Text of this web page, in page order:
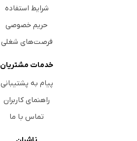
شرایط استفاده
حریم خصوصی
فرصت‌های شغلی
خدمات مشتریان
پیام به پشتیبانی
راهنمای کاربران
تماس با ما